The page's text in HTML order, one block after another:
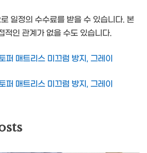
일정의 수수료를 받을 수 있습니다. 본
적인 관계가 없을 수도 있습니다.
매트리스 미끄럼 방지, 그레이
매트리스 미끄럼 방지, 그레이